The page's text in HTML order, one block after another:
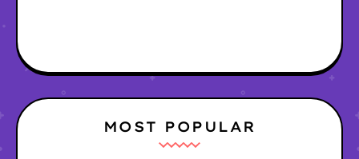
MOST POPULAR